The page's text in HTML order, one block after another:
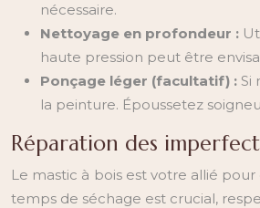
nécessaire.
Nettoyage en profondeur :
haute pression peut être
Ponçage léger (facultatif) : Si
la peinture. Époussetez
Réparation des
Le mastic à bois est votre allié
temps de séchage est crucial,